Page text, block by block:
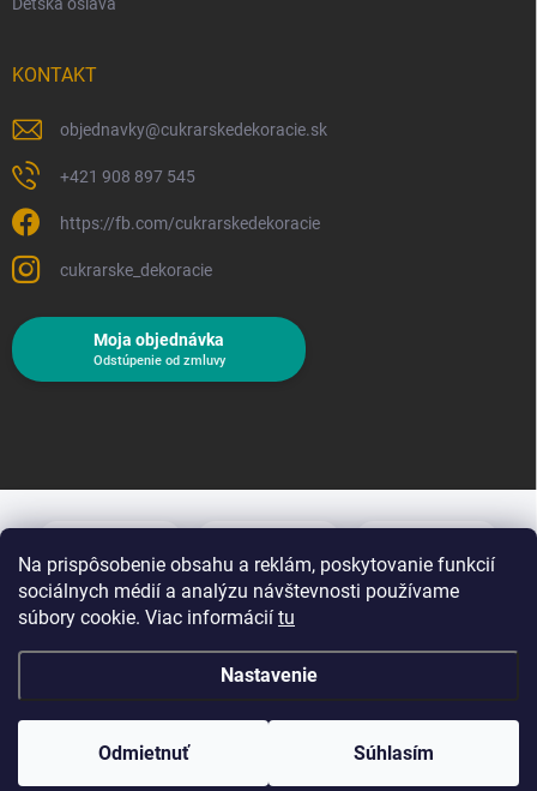
Na prispôsobenie obsahu a reklám, poskytovanie funkcií
sociálnych médií a analýzu návštevnosti používame
súbory cookie. Viac informácií tu
Nastavenie
Odmietnuť Súhlasím
KONTAKT
objednavky@cukrarskedekoracie.sk
+421 908 897 545
https://fb.com/cukrarskedekoracie
cukrarske_dekoracie
Moja objednávka
Odstúpenie od zmluvy
Vytvoril Shoptet
Copyright 2026Cukrárske dekorácie. Všetky práva vyhradené.Upraviť